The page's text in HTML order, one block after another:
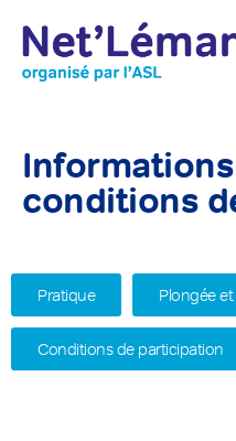
conditions
Pratique Plongée
Conditions de participation​